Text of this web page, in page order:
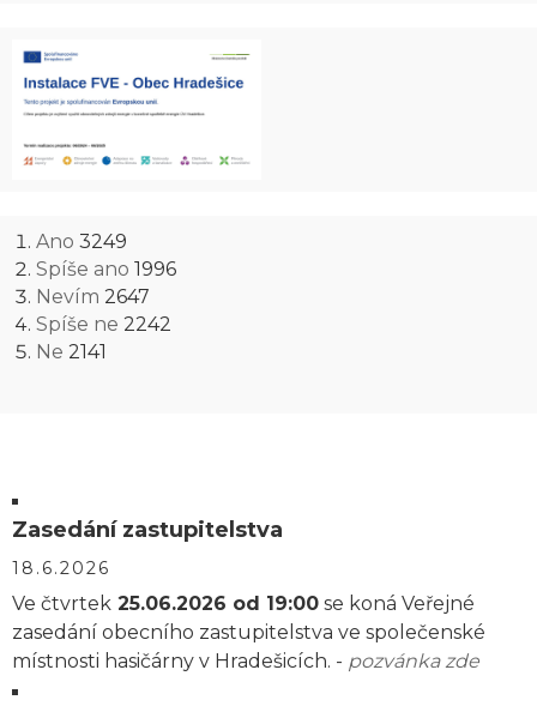
Ano 3249
Spíše ano 1996
Nevím 2647
Spíše ne 2242
Ne 2141
Zasedání zastupitelstva
18.6.2026
Ve čtvrtek 25.06.2026 od 19:00 se koná Veřejné
zasedání obecního zastupitelstva ve společenské
místnosti hasičárny v Hradešicích. - pozvánka zde